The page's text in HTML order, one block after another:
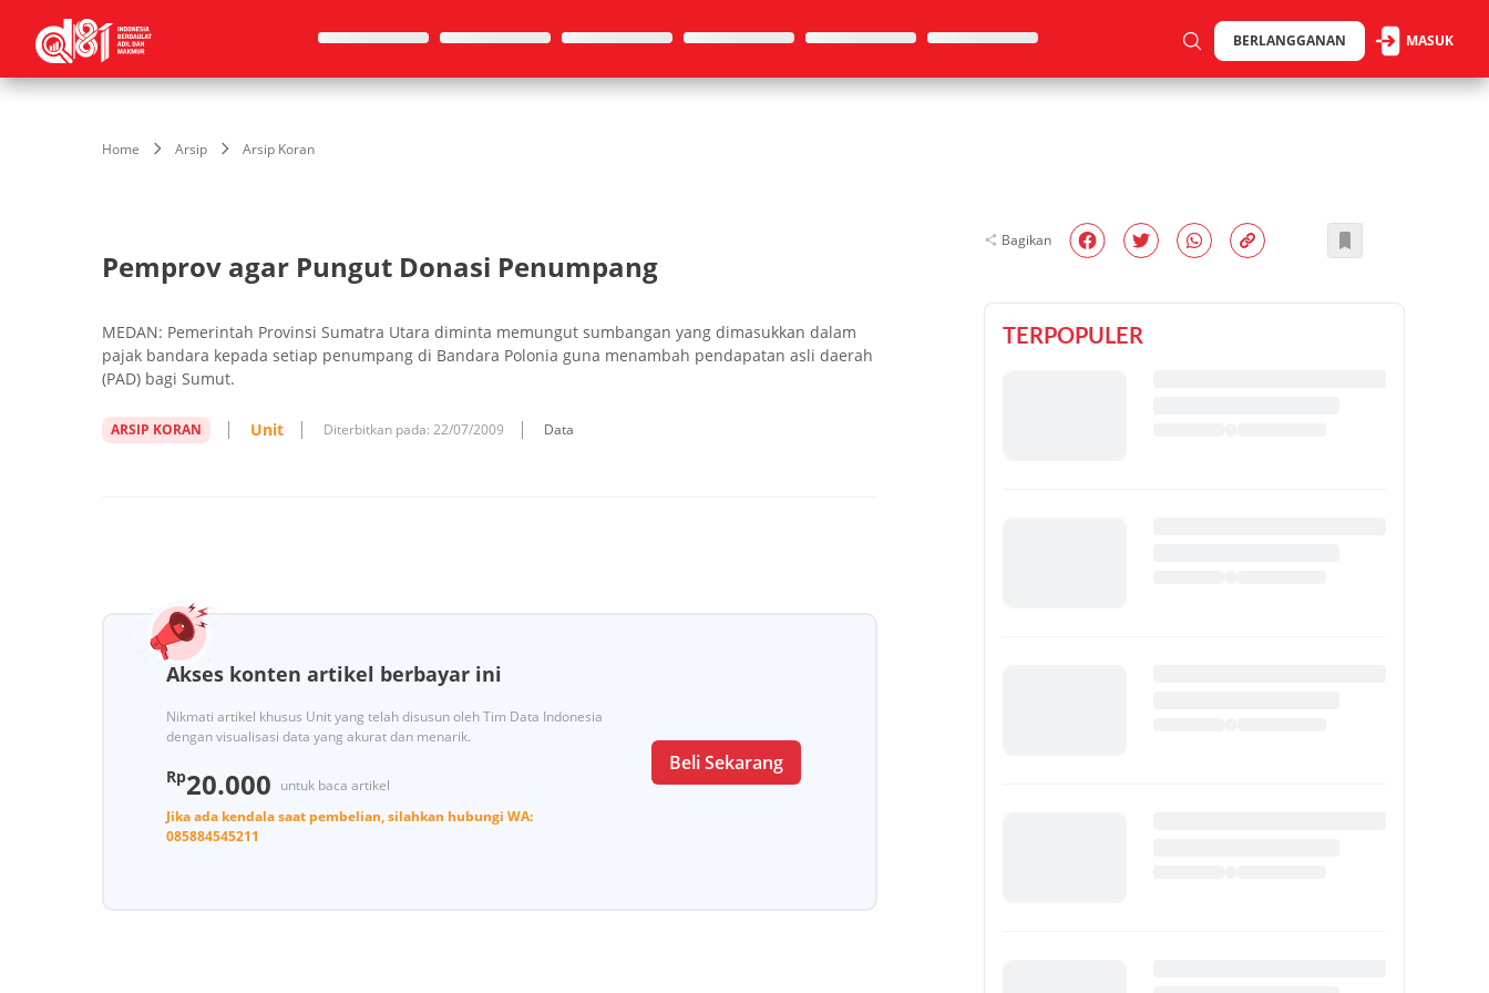
BERLANGGANAN MASUK
Home Arsip Arsip Koran
Pemprov agar Pungut Donasi Penumpang
MEDAN: Pemerintah Provinsi Sumatra Utara diminta memungut sumbangan yang dimasukkan dalam
pajak bandara kepada setiap penumpang di Bandara Polonia guna menambah pendapatan asli daerah
(PAD) bagi Sumut.
ARSIP KORAN Unit Diterbitkan pada: 22/07/2009 Data
Akses konten artikel berbayar ini
Nikmati artikel khusus Unit yang telah disusun oleh Tim Data Indonesia
dengan visualisasi data yang akurat dan menarik.
Rp20.000 untuk baca artikel
Jika ada kendala saat pembelian, silahkan hubungi WA:
085884545211
Beli Sekarang
Bagikan
TERPOPULER